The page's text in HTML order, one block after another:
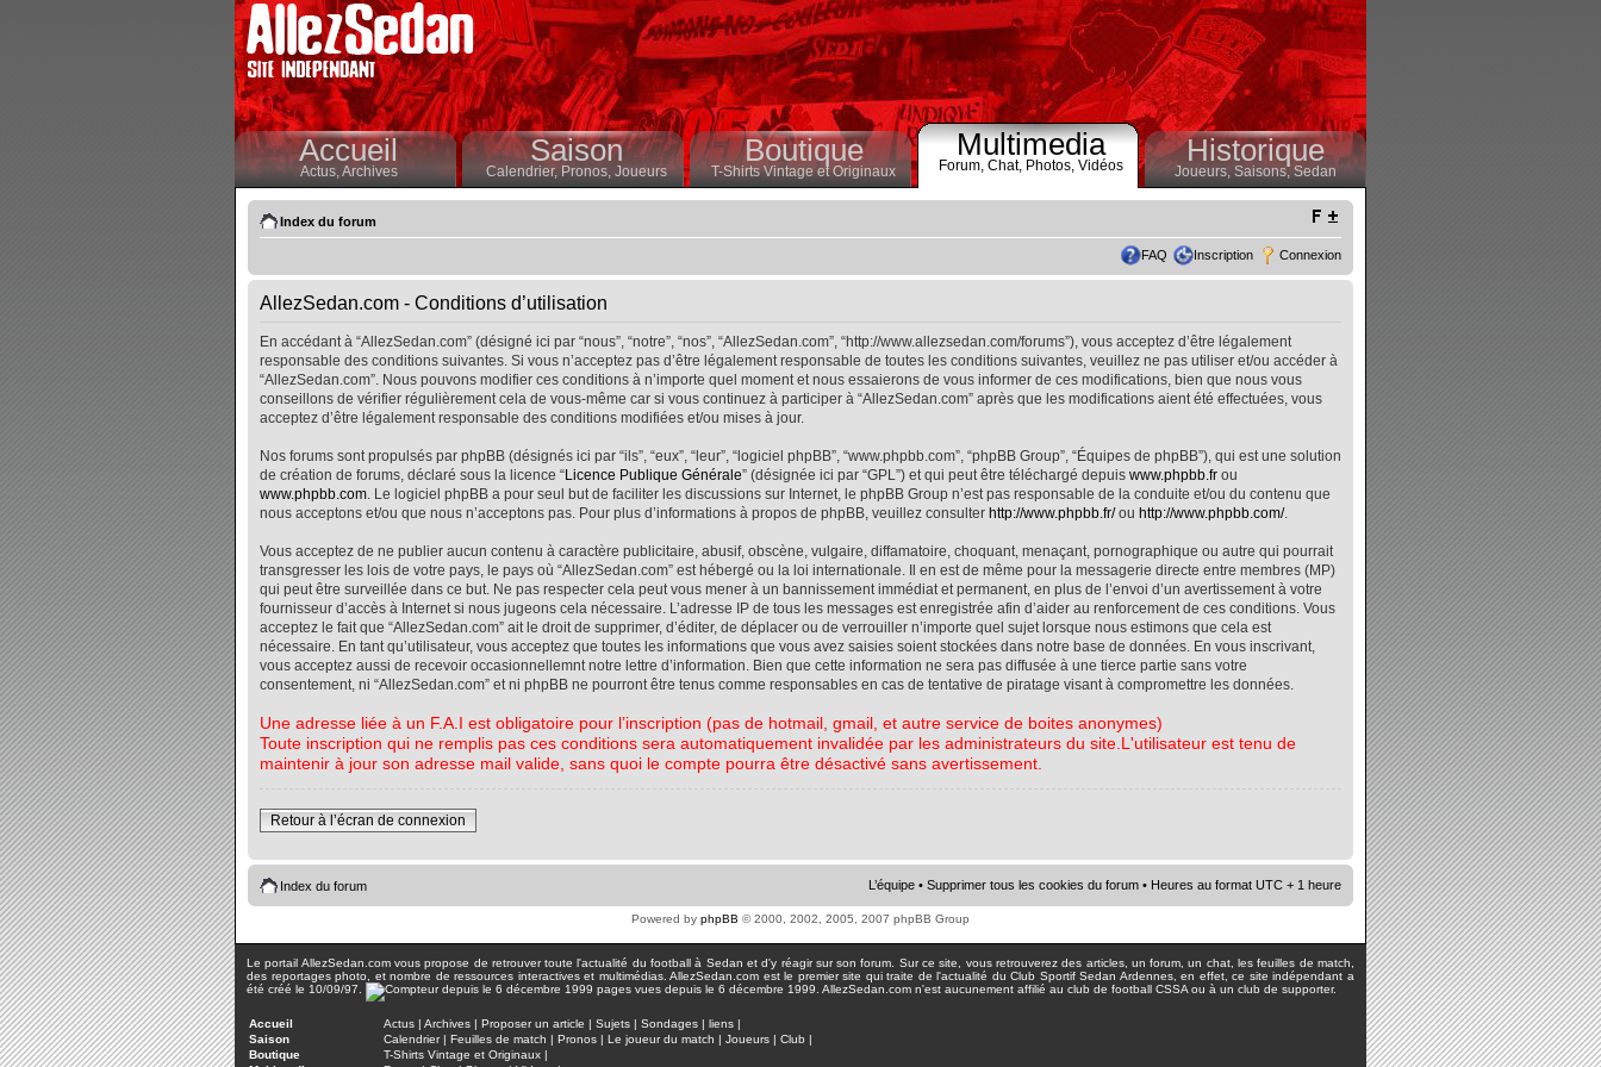
Accueil
Actus,Archives
Saison
Calendrier,Pronos, Joueurs
Boutique
T-Shirts Vintage et Originaux
Multimedia
Forum, Chat, Photos, Vidéos Historique
Joueurs, Saisons,Sedan
Index du forum
FAQ Inscription Connexion
AllezSedan.com - Conditions d’utilisation
En accédant à “AllezSedan.com” (désigné ici par “nous”, “notre”, “nos”, “AllezSedan.com”, “http://www.allezsedan.com/forums”), vous acceptez d’être légalement
responsable des conditions suivantes. Si vous n’acceptez pas d’être légalement responsable de toutes les conditions suivantes, veuillez ne pas utiliser et/ou accéder à
“AllezSedan.com”. Nous pouvons modifier ces conditions à n’importe quel moment et nous essaierons de vous informer de ces modifications, bien que nous vous
conseillons de vérifier régulièrement cela de vous-même car si vous continuez à participer à “AllezSedan.com” après que les modifications aient été effectuées, vous
acceptez d’être légalement responsable des conditions modifiées et/ou mises à jour.
Nos forums sont propulsés par phpBB (désignés ici par “ils”, “eux”, “leur”, “logiciel phpBB”, “www.phpbb.com”, “phpBB Group”, “Équipes de phpBB”), qui est une solution
de création de forums, déclaré sous la licence “Licence Publique Générale” (désignée ici par “GPL”) et qui peut être téléchargé depuis www.phpbb.fr ou
www.phpbb.com. Le logiciel phpBB a pour seul but de faciliter les discussions sur Internet, le phpBB Group n’est pas responsable de la conduite et/ou du contenu que
nous acceptons et/ou que nous n’acceptons pas. Pour plus d’informations à propos de phpBB, veuillez consulter http://www.phpbb.fr/ou http://www.phpbb.com/.
Vous acceptez de ne publier aucun contenu à caractère publicitaire, abusif, obscène, vulgaire, diffamatoire, choquant, menaçant, pornographique ou autre qui pourrait
transgresser les lois de votre pays, le pays où “AllezSedan.com” est hébergé ou la loi internationale. Il en est de même pour la messagerie directe entre membres (MP)
qui peut être surveillée dans ce but. Ne pas respecter cela peut vous mener à un bannissement immédiat et permanent, en plus de l’envoi d’un avertissement à votre
fournisseur d’accès à Internet si nous jugeons cela nécessaire. L’adresse IP de tous les messages est enregistrée afin d’aider au renforcement de ces conditions. Vous
acceptez le fait que “AllezSedan.com” ait le droit de supprimer, d’éditer, de déplacer ou de verrouiller n’importe quel sujet lorsque nous estimons que cela est
nécessaire. En tant qu’utilisateur, vous acceptez que toutes les informations que vous avez saisies soient stockées dans notre base de données. En vous inscrivant,
vous acceptez aussi de recevoir occasionnellemnt notre lettre d’information. Bien que cette information ne sera pas diffusée à une tierce partie sans votre
consentement, ni “AllezSedan.com” et ni phpBB ne pourront être tenus comme responsables en cas de tentative de piratage visant à compromettre les données.
Une adresse liée à un F.A.I est obligatoire pour l’inscription (pas de hotmail, gmail, et autre service de boites anonymes)
Toute inscription qui ne remplis pas ces conditions sera automatiquement invalidée par les administrateurs du site.L'utilisateur est tenu de
maintenir à jour son adresse mail valide, sans quoi le compte pourra être désactivé sans avertissement.
Retour à l’écran de connexion
Index du forum L’équipe • Supprimer tous les cookies du forum • Heures au format UTC + 1 heure
Powered by phpBB © 2000, 2002, 2005, 2007 phpBB Group
Le portail AllezSedan.com vous propose de retrouver toute l'actualité du football à Sedan et d'y réagir sur son forum. Sur ce site, vous retrouverez des articles, un forum, un chat, les feuilles de match,
des reportages photo, et nombre de ressources interactives et multimédias. AllezSedan.com est le premier site qui traite de l'actualité du Club Sportif Sedan Ardennes, en effet, ce site indépendant a
été créé le 10/09/97.
pages vues depuis le 6 décembre 1999. AllezSedan.com n'est aucunement affilié au club de football CSSA ou à un club de supporter.
Accueil Actus | Archives | Proposer un article | Sujets | Sondages | liens |
Saison
Calendrier| Feuilles de match | Pronos | Le joueur du match | Joueurs | Club |
Boutique
T-Shirts Vintage et Originaux |